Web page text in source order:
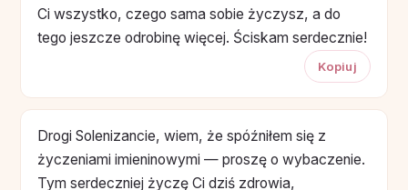
Ci wszystko, czego sama sobie życzysz, a do
tego jeszcze odrobinę więcej. Ściskam serdecznie!
Kopiuj
Drogi Solenizancie, wiem, że spóźniłem się z
życzeniami imieninowymi — proszę o wybaczenie.
Tym serdeczniej życzę Ci dziś zdrowia,